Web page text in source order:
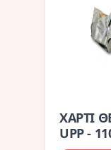
ΧΑΡΤΙ
UPP -